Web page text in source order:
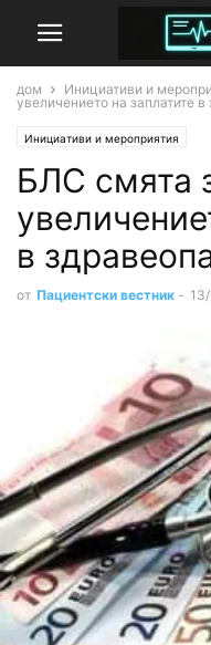
дом Инициативи и
увеличението на заплатите
Инициативи и мероприятия
БЛС смята
в
от Пациентски вестник -